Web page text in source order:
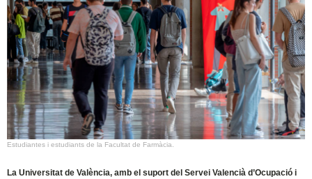
Estudiantes i estudiants de la Facultat de Farmàcia.
La Universitat de València, amb el suport del Servei Valencià d’Ocupació i